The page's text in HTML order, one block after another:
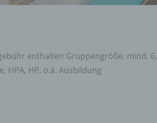
enthalten Gruppengröße: mind. 6,
HPA, HP, o.ä. Ausbildung